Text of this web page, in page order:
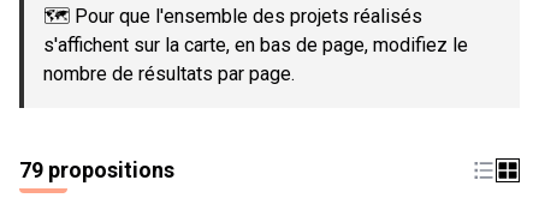
🗺️ Pour que l'ensemble des projets réalisés
s'affichent sur la carte, en bas de page, modifiez le
nombre de résultats par page.
79 propositions